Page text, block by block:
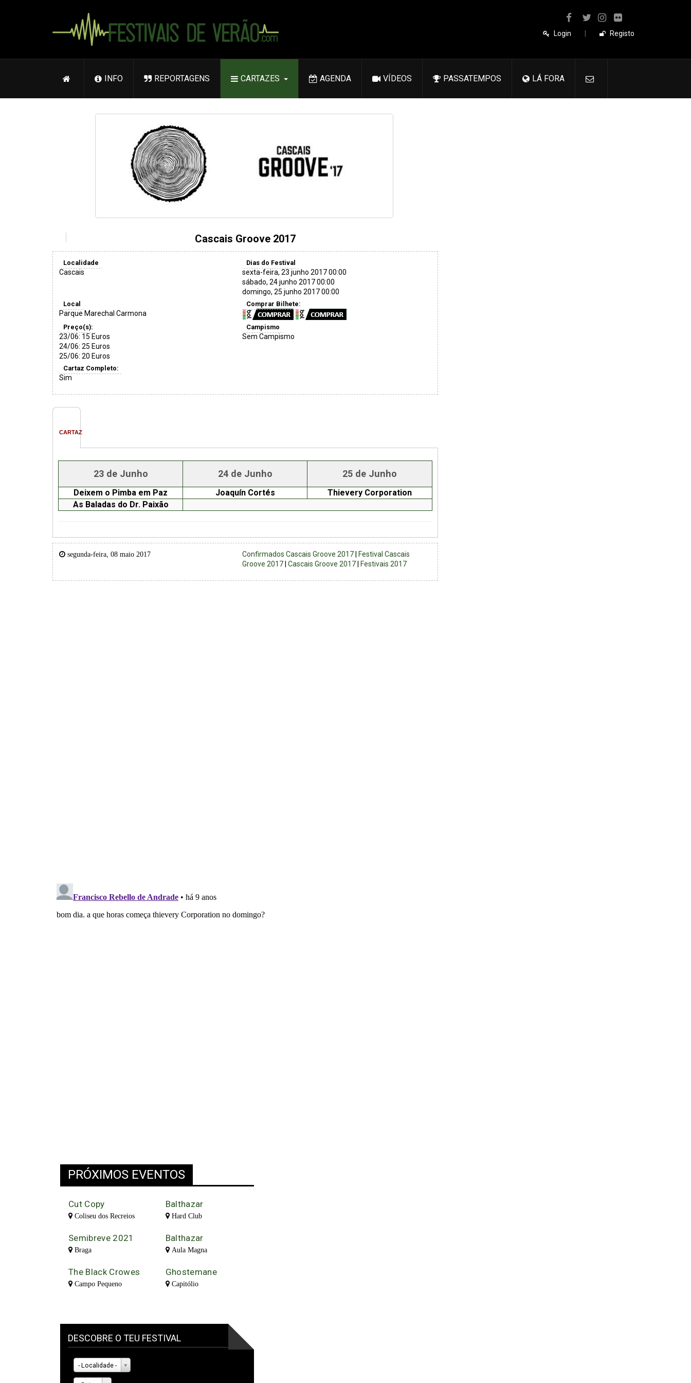
Login Registo
INFO REPORTAGENS CARTAZES AGENDA VÍDEOS PASSATEMPOS LÁ FORA
Cascais Groove 2017
Localidade
Cascais
Dias do Festival
sexta-feira, 23 junho 2017 00:00
sábado, 24 junho 2017 00:00
domingo, 25 junho 2017 00:00
Local
Parque Marechal Carmona
Comprar Bilhete:
Preço(s):
23/06: 15 Euros
24/06: 25 Euros
25/06: 20 Euros
Campismo
Sem Campismo
Cartaz Completo:
Sim
CARTAZ
23 de Junho 24 de Junho 25 de Junho
Deixem o Pimba em Paz Joaquín Cortés
Thievery Corporation
As Baladas do Dr. Paixão
segunda-feira, 08 maio 2017 Confirmados Cascais Groove 2017
Festival Cascais
Groove 2017 |Cascais Groove 2017 Festivais 2017
PRÓXIMOS EVENTOS
Cut Copy
Coliseu dos Recreios
Balthazar
Hard Club
Semibreve 2021
Braga
Balthazar
Aula Magna
The Black Crowes
Campo Pequeno
Ghostemane
Capitólio
DESCOBRE O TEU FESTIVAL
- Localidade -